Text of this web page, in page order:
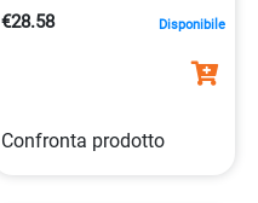
3130632171162
€28.58 Disponibile
Confronta prodotto